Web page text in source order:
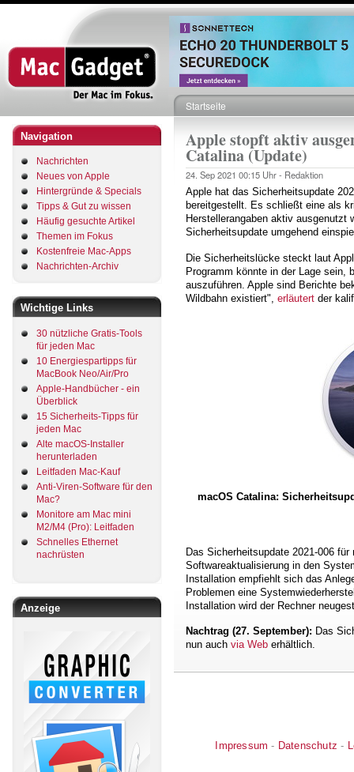
Direkt
zum
Inhalt
Navigation
Nachrichten
Neues von Apple
Hintergründe & Specials
Tipps & Gut zu wissen
Häufig gesuchte Artikel
Themen im Fokus
Kostenfreie Mac-Apps
Nachrichten-Archiv
Wichtige Links
30 nützliche Gratis-Tools
für jeden Mac
10 Energiespartipps für
MacBook Neo/Air/Pro
Apple-Handbücher - ein
Überblick
15 Sicherheits-Tipps für
jeden Mac
Alte macOS-Installer
herunterladen
Leitfaden Mac-Kauf
Anti-Viren-Software für den
Mac?
Monitore am Mac mini
M2/M4 (Pro): Leitfaden
Schnelles Ethernet
nachrüsten
Anzeige
Pfadnavigation
Startseite
Apple stopft aktiv
Catalina (Update)
24. Sep 2021 00:15 Uhr - Redaktion
Apple hat das Sicherheitsupdate
bereitgestellt. Es schließt eine als
Herstellerangaben aktiv
Sicherheitsupdate umgehend
Die Sicherheitslücke steckt laut
Programm könnte in der Lage sein,
auszuführen. Apple sind Berichte
Wildbahn existiert", erläutert der
macOS Catalina:
Das Sicherheitsupdate 2021-006
Softwareaktualisierung in den
Installation empfiehlt sich das
Problemen eine
Installation wird der Rechner
Nachtrag (27. September): Das
nun auch via Web erhältlich.
Impressum - Datenschutz -